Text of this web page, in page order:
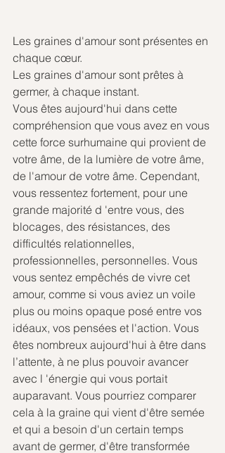
Les graines d'amour sont présentes en
chaque cœur.
Les graines d'amour sont prêtes à
germer, à chaque instant.
Vous êtes aujourd'hui dans cette
compréhension que vous avez en vous
cette force surhumaine qui provient de
votre âme, de la lumière de votre âme,
de l'amour de votre âme. Cependant,
vous ressentez fortement, pour une
grande majorité d 'entre vous, des
blocages, des résistances, des
difficultés relationnelles,
professionnelles, personnelles. Vous
vous sentez empêchés de vivre cet
amour, comme si vous aviez un voile
plus ou moins opaque posé entre vos
idéaux, vos pensées et l'action. Vous
êtes nombreux aujourd'hui à être dans
l’attente, à ne plus pouvoir avancer
avec l 'énergie qui vous portait
auparavant. Vous pourriez comparer
cela à la graine qui vient d'être semée
et qui a besoin d'un certain temps
avant de germer, d'être transformée